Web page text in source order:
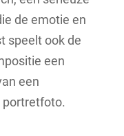
de emotie en
speelt ook de
een
een
portretfoto.